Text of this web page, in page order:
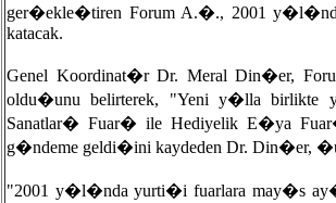
ger�ekle�tiren Forum A.�., 2001
katacak.
Genel Koordinat�r Dr. Meral Din�er,
oldu�unu belirterek, "Yeni y�lla birlikte
Sanatlar� Fuar� ile Hediyelik E�ya
g�ndeme geldi�ini kaydeden Dr. Din�er,
"2001 y�l�nda yurti�i fuarlara may�s